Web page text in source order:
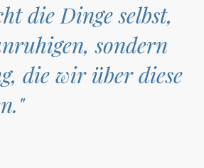
die Dinge selbst,
sondern
die wir über diese